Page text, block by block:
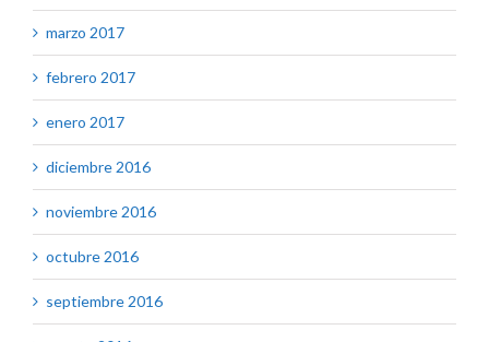
marzo 2017
febrero 2017
enero 2017
diciembre 2016
noviembre 2016
octubre 2016
septiembre 2016